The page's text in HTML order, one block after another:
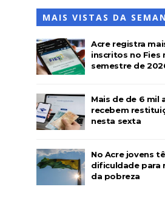
MAIS VISTAS DA
Acre registra
inscritos no Fies
semestre de
Mais de de 6 mil
recebem
nesta sexta
No Acre jovens
dificuldade para
da pobreza